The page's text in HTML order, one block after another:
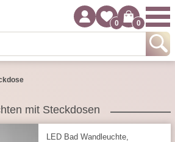
0 0
mit Steckdosen
LED Bad Wandleuchte,